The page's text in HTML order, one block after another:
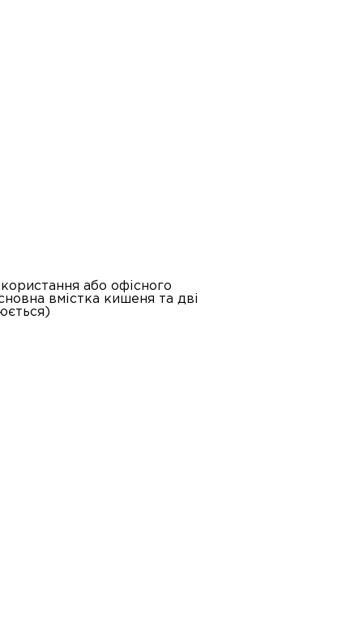
або офісного
вмістка кишеня та дві